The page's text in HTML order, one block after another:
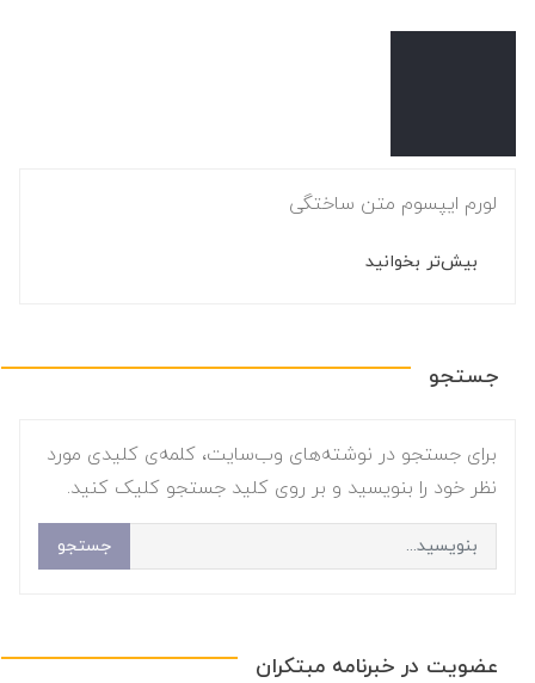
لورم ایپسوم متن ساختگی
بیش‌تر بخوانید
جستجو
برای جستجو در نوشته‌های وب‌سایت، کلمه‌ی کلیدی مورد
نظر خود را بنویسید و بر روی کلید جستجو کلیک کنید.
جستجو
عضویت در خبرنامه مبتکران